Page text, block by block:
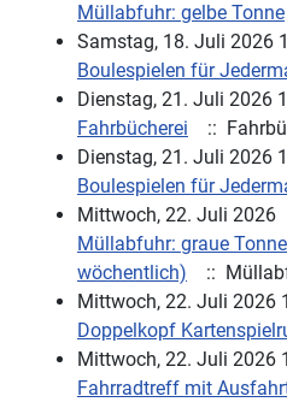
Müllabfuhr: gelbe Tonne
Samstag, 18. Juli 2026
Boulespielen für
Dienstag, 21. Juli 2026
Fahrbücherei
::
Dienstag, 21. Juli 2026
Boulespielen für
Mittwoch, 22. Juli 2026
Müllabfuhr: graue
wöchentlich)
::
Mittwoch, 22. Juli 2026
Doppelkopf
Mittwoch, 22. Juli 2026
Fahrradtreff mit